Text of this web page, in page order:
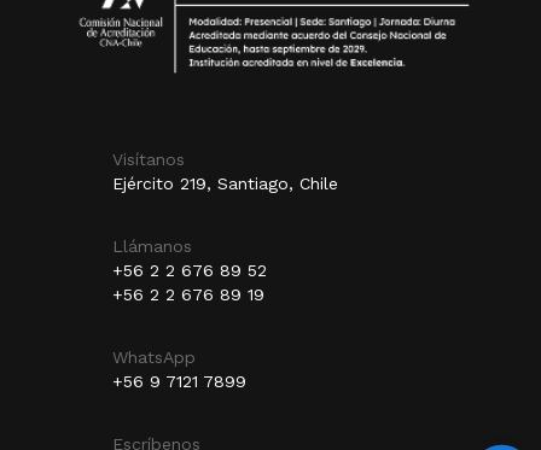
Visítanos
Ejército 219, Santiago, Chile
Llámanos
+56 2 2 676 89 52
+56 2 2 676 89 19
WhatsApp
+56 9 7121 7899
Escríbenos